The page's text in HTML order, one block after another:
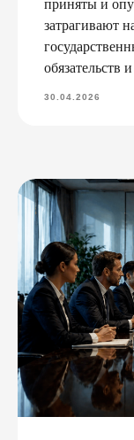
приняты и
затрагивают
обязательств
30.04.2026